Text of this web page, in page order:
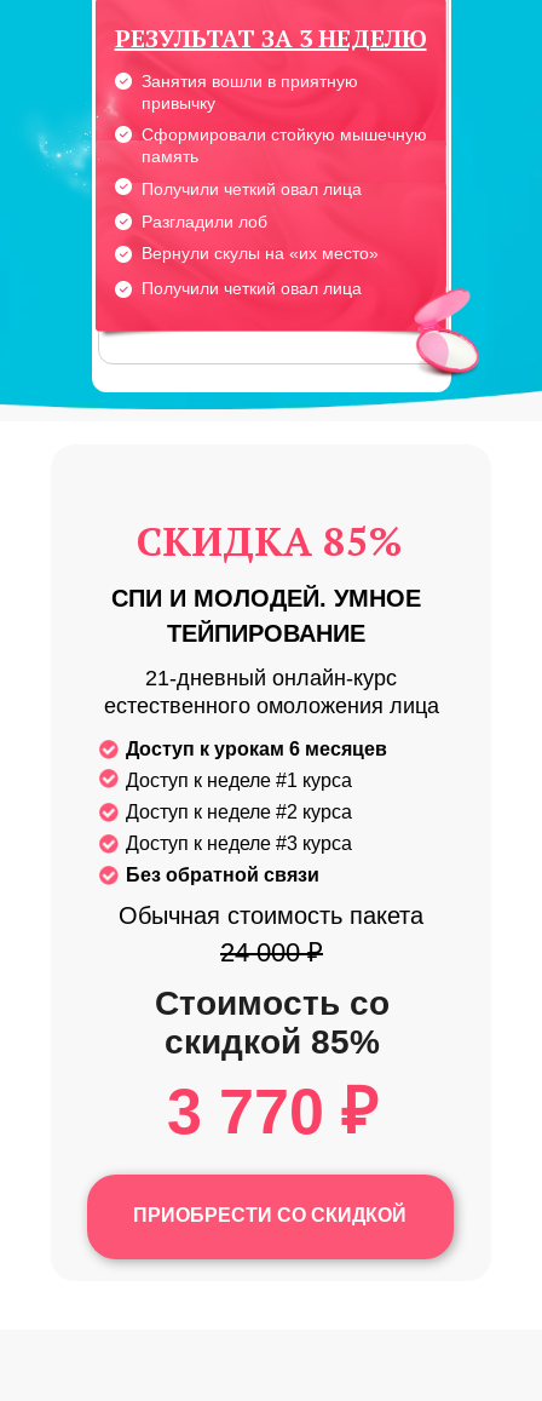
РЕЗУЛЬТАТ ЗА 3 НЕДЕЛЮ
Занятия вошли в приятную
привычку
Сформировали стойкую мышечную
память
Получили четкий овал лица
Разгладили лоб
Вернули скулы на «их место»
Получили четкий овал лица
СКИДКА 85%
СПИ И МОЛОДЕЙ. УМНОЕ
ТЕЙПИРОВАНИЕ
21-дневный онлайн-курс
естественного омоложения лица
Обычная стоимость пакета
24 000 ₽
Доступ к урокам 6 месяцев
Доступ к неделе #1 курса
Доступ к неделе #2 курса
Доступ к неделе #3 курса
Без обратной связи
Стоимость со
скидкой 85%
3 770 ₽
ПРИОБРЕСТИ СО СКИДКОЙ